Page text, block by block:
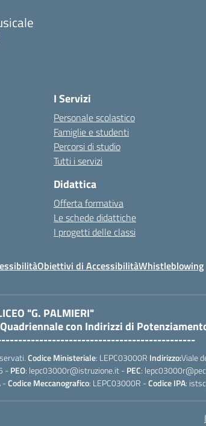
I Servizi
Personale scolastico
Famiglie e studenti
Percorsi di studio
Tutti i servizi
Didattica
Offerta formativa
Le schede didattiche
I progetti delle classi
Obiettivi di AccessibilitàWhistleblowing
"G. PALMIERI"
con Indirizzi di
Codice Ministeriale: LEPC03000R Indirizzo:Viale
- PEO: lepc03000r@istruzione.it - PEC:
-Codice Meccanografico: LEPC03000R -Codice IPA: